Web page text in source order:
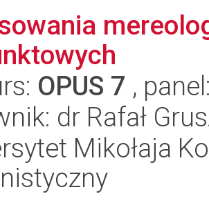
OPUS 7 ,
dr Rafał
Mikołaja